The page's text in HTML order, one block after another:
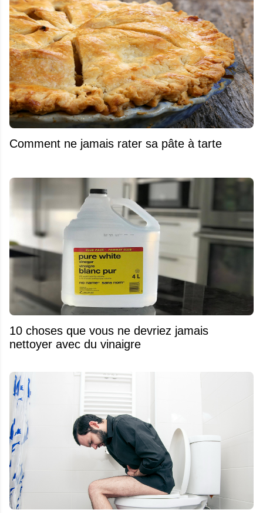
Comment ne jamais rater sa pâte à tarte
10 choses que vous ne devriez jamais
nettoyer avec du vinaigre